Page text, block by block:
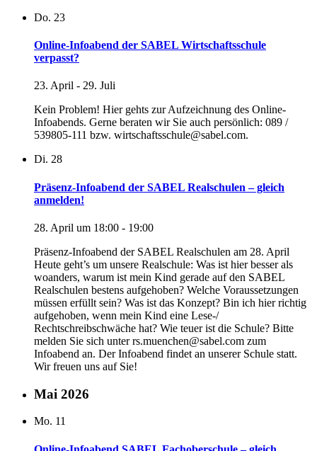
Do. 23
Online-Infoabend der SABEL Wirtschaftsschule
verpasst?
23. April - 29. Juli
Kein Problem! Hier gehts zur Aufzeichnung des Online-
Infoabends. Gerne beraten wir Sie auch persönlich: 089 /
539805-111 bzw. wirtschaftsschule@sabel.com.
Di. 28
Präsenz-Infoabend der SABEL Realschulen – gleich
anmelden!
28. April um 18:00 - 19:00
Präsenz-Infoabend der SABEL Realschulen am 28. April
Heute geht’s um unsere Realschule: Was ist hier besser als
woanders, warum ist mein Kind gerade auf den SABEL
Realschulen bestens aufgehoben? Welche Voraussetzungen
müssen erfüllt sein? Was ist das Konzept? Bin ich hier richtig
aufgehoben, wenn mein Kind eine Lese-/
Rechtschreibschwäche hat? Wie teuer ist die Schule? Bitte
melden Sie sich unter rs.muenchen@sabel.com zum
Infoabend an. Der Infoabend findet an unserer Schule statt.
Wir freuen uns auf Sie!
Mai 2026
Mo. 11